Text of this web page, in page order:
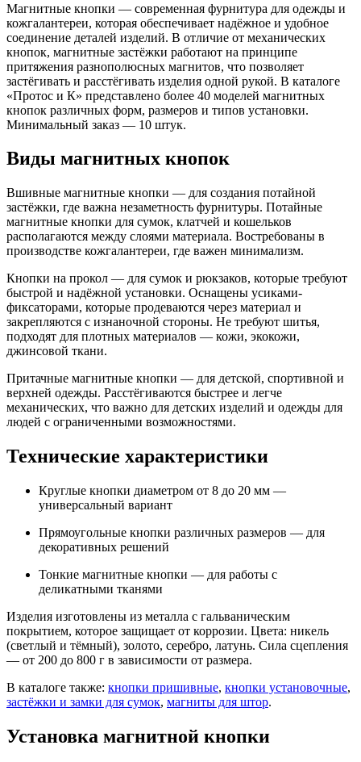
Магнитные кнопки — современная фурнитура для одежды и
кожгалантереи, которая обеспечивает надёжное и удобное
соединение деталей изделий. В отличие от механических
кнопок, магнитные застёжки работают на принципе
притяжения разнополюсных магнитов, что позволяет
застёгивать и расстёгивать изделия одной рукой. В каталоге
«Протос и К» представлено более 40 моделей магнитных
кнопок различных форм, размеров и типов установки.
Минимальный заказ — 10 штук.
Виды магнитных кнопок
Вшивные магнитные кнопки — для создания потайной
застёжки, где важна незаметность фурнитуры. Потайные
магнитные кнопки для сумок, клатчей и кошельков
располагаются между слоями материала. Востребованы в
производстве кожгалантереи, где важен минимализм.
Кнопки на прокол — для сумок и рюкзаков, которые требуют
быстрой и надёжной установки. Оснащены усиками-
фиксаторами, которые продеваются через материал и
закрепляются с изнаночной стороны. Не требуют шитья,
подходят для плотных материалов — кожи, экокожи,
джинсовой ткани.
Притачные магнитные кнопки — для детской, спортивной и
верхней одежды. Расстёгиваются быстрее и легче
механических, что важно для детских изделий и одежды для
людей с ограниченными возможностями.
Технические характеристики
Круглые кнопки диаметром от 8 до 20 мм —
универсальный вариант
Прямоугольные кнопки различных размеров — для
декоративных решений
Тонкие магнитные кнопки — для работы с
деликатными тканями
Изделия изготовлены из металла с гальваническим
покрытием, которое защищает от коррозии. Цвета: никель
(светлый и тёмный), золото, серебро, латунь. Сила сцепления
— от 200 до 800 г в зависимости от размера.
В каталоге также: кнопки пришивные, кнопки установочные,
застёжки и замки для сумок, магниты для штор.
Установка магнитной кнопки